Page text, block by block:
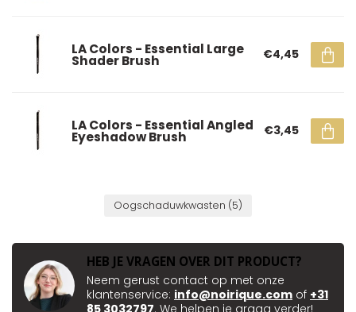
LA Colors - Essential Large
Shader Brush €4,45
LA Colors - Essential Angled
Eyeshadow Brush €3,45
Oogschaduwkwasten (5)
HEB JE VRAGEN OVER DIT PRODUCT?
Neem gerust contact op met onze
klantenservice: info@noirique.com of +31
85 3032797. We helpen je graag verder!